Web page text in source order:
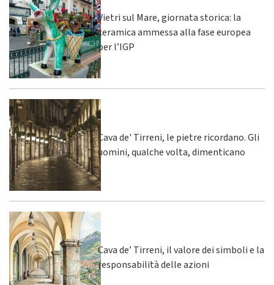
Vietri sul Mare, giornata storica: la
ceramica ammessa alla fase europea
per l’IGP
Cava de' Tirreni, le pietre ricordano. Gli
uomini, qualche volta, dimenticano
Cava de’ Tirreni, il valore dei simboli e la
responsabilità delle azioni